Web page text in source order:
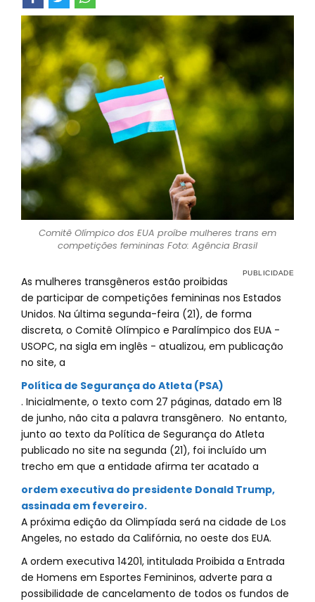
Comitê Olímpico dos EUA proíbe mulheres trans em
competições femininas Foto: Agência Brasil
As mulheres transgêneros estão proibidas
de participar de competições femininas nos Estados
Unidos. Na última segunda-feira (21), de forma
discreta, o Comitê Olímpico e Paralímpico dos EUA -
USOPC, na sigla em inglês - atualizou, em publicação
no site, a
Política de Segurança do Atleta (PSA)
. Inicialmente, o texto com 27 páginas, datado em 18
de junho, não cita a palavra transgênero. No entanto,
junto ao texto da Política de Segurança do Atleta
publicado no site na segunda (21), foi incluído um
trecho em que a entidade afirma ter acatado a
ordem executiva do presidente Donald Trump,
assinada em fevereiro.
A próxima edição da Olimpíada será na cidade de Los
Angeles, no estado da Califórnia, no oeste dos EUA.
A ordem executiva 14201, intitulada Proibida a Entrada
de Homens em Esportes Femininos, adverte para a
possibilidade de cancelamento de todos os fundos de